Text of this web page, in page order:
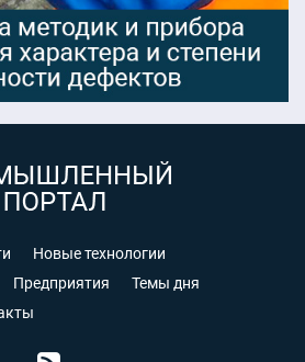
Новые технологии
Предприятия
Темы дня